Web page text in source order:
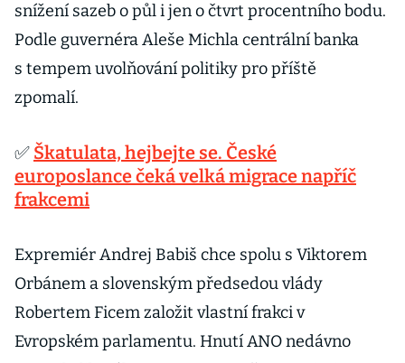
snížení sazeb o půl i jen o čtvrt procentního bodu.
Podle guvernéra Aleše Michla centrální banka
s tempem uvolňování politiky pro příště
zpomalí.
✅ Škatulata, hejbejte se. České
europoslance čeká velká migrace napříč
frakcemi
Expremiér Andrej Babiš chce spolu s Viktorem
Orbánem a slovenským předsedou vlády
Robertem Ficem založit vlastní frakci v
Evropském parlamentu. Hnutí ANO nedávno